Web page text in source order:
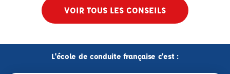
VOIR TOUS LES CONSEILS
L'école de conduite française c'est :